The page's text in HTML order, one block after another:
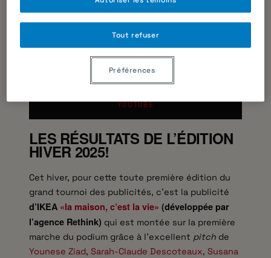
inspirante! Pour ce faire, chaque équipe doit
produire unpitchinspirant d’une durée maximale
de 3 minutes et conçu à la manière d’un
Instagram ou d’un YouTubeShorts.
CLIQUEZ ICI POUR VOIR TOUTES LES
YOUTUBE
LES RÉSULTATS DE L’ÉDITION
HIVER 2025!
Cet hiver, pour cette toute première édition du
grand tournoi des publicités, c’est la publicité
d’IKEA «la maison, c’est la vie» (développée par
l’agence Rethink) qui est montée sur la première
marche du podium grâce à l’excellent pitch de
Younese Ziad, Sarah-Claude Descoteaux, Susana
Tout refuser
Préférences